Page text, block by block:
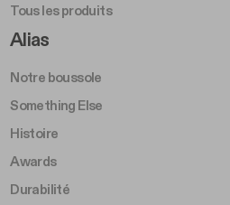
Tous les produits
Footer Right A
Alias
Notre boussole
Something Else
Histoire
Awards
Durabilité